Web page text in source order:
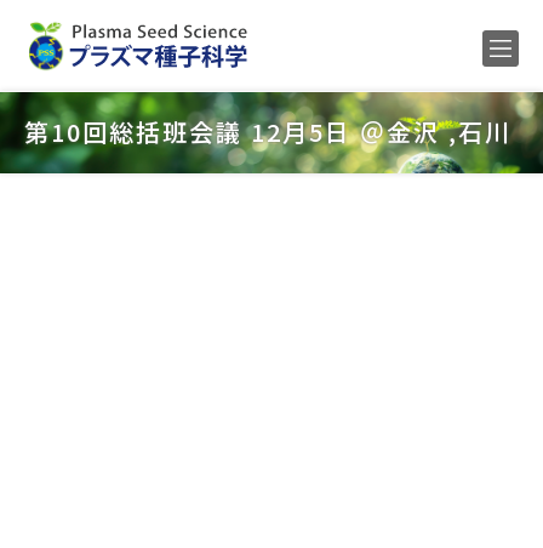
Home
メンバー
第10回総括班会議 12月5日 ＠金沢 ,石川